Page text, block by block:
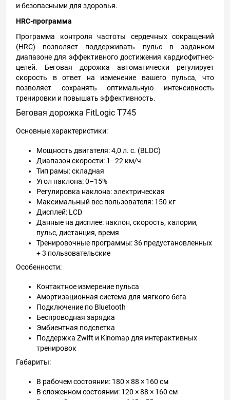
и безопасными для здоровья.
HRC-программа
Программа контроля частоты сердечных сокращений
(HRC) позволяет поддерживать пульс в заданном
диапазоне для эффективного достижения кардиофитнес-
целей. Беговая дорожка автоматически регулирует
скорость в ответ на изменение вашего пульса, что
позволяет сохранять оптимальную интенсивность
тренировки и повышать эффективность.
Беговая дорожка FitLogic T745
Основные характеристики:
Мощность двигателя: 4,0 л. с. (BLDC)
Диапазон скорости: 1–22 км/ч
Тип рамы: складная
Угол наклона: 0–15%
Регулировка наклона: электрическая
Максимальный вес пользователя: 150 кг
Дисплей: LCD
Данные на дисплее: наклон, скорость, калории,
пульс, дистанция, время
Тренировочные программы: 36 предустановленных
+ 3 пользовательские
Особенности:
Контактное измерение пульса
Амортизационная система для мягкого бега
Подключение по Bluetooth
Беспроводная зарядка
Эмбиентная подсветка
Поддержка Zwift и Kinomap для интерактивных
тренировок
Габариты:
В рабочем состоянии: 180 × 88 × 160 см
В сложенном состоянии: 120 × 88 × 160 см